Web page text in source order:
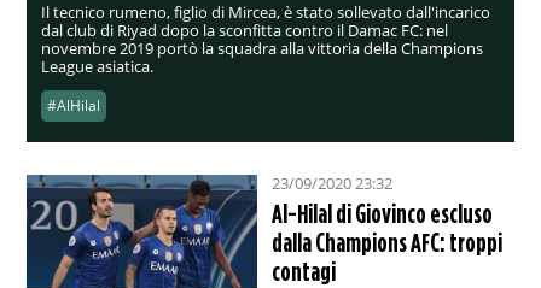
Il tecnico rumeno, figlio di Mircea, è stato sollevato dall'incarico
dal club di Riyad dopo la sconfitta contro il Damac FC: nel
novembre 2019 portò la squadra alla vittoria della Champions
League asiatica.
#AlHilal
23/09/2020 23:32
Al-Hilal di Giovinco escluso
dalla Champions AFC: troppi
contagi